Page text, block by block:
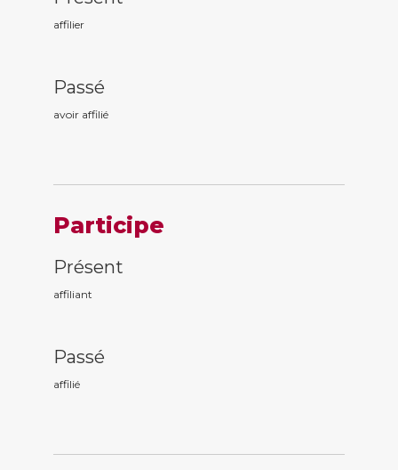
affilier
Passé
avoir affilié
Participe
Présent
affiliant
Passé
affilié